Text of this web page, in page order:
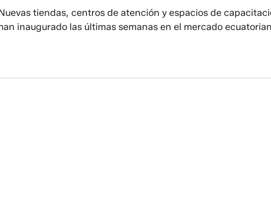
tiendas, centros de atención y espacios de
inaugurado las últimas semanas en el mercado